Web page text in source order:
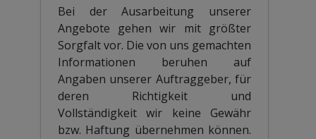
Bei der Ausarbeitung unserer
Angebote gehen wir mit größter
Sorgfalt vor. Die von uns gemachten
Informationen beruhen auf
Angaben unserer Auftraggeber, für
deren Richtigkeit und
Vollständigkeit wir keine Gewähr
bzw. Haftung übernehmen können.